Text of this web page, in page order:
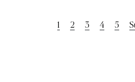
Page
1 Page
2 Page
3 Page
4 Page
5